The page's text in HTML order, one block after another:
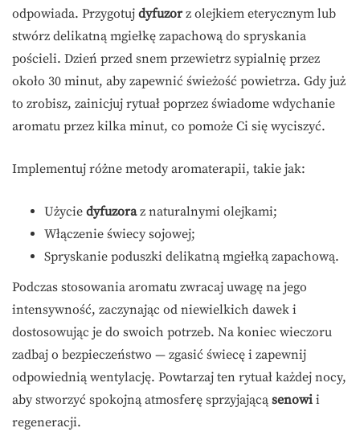
odpowiada. Przygotuj dyfuzorz olejkiem eterycznym lub
stwórz delikatną mgiełkę zapachową do spryskania
pościeli. Dzień przed snem przewietrz sypialnię przez
około 30 minut, aby zapewnić świeżość powietrza. Gdy już
to zrobisz, zainicjuj rytuał poprzez świadome wdychanie
aromatu przez kilka minut, co pomoże Ci się wyciszyć.
Implementuj różne metody aromaterapii, takie jak:
Użycie dyfuzoraz naturalnymi olejkami;
Włączenie świecy sojowej;
Spryskanie poduszki delikatną mgiełką zapachową.
Podczas stosowania aromatu zwracaj uwagę na jego
intensywność, zaczynając od niewielkich dawek i
dostosowując je do swoich potrzeb. Na koniec wieczoru
zadbaj o bezpieczeństwo — zgasić świecę i zapewnij
odpowiednią wentylację. Powtarzaj ten rytuał każdej nocy,
aby stworzyć spokojną atmosferę sprzyjającą senowi i
regeneracji.